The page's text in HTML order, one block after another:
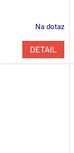
Na dotaz
DETAIL